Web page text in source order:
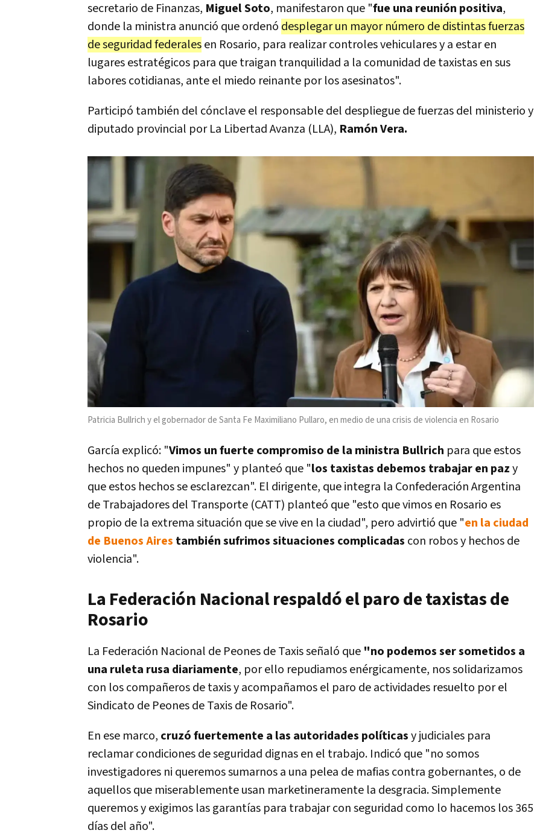
secretario de Finanzas, Miguel Soto, manifestaron que "fue una reunión positiva,
donde la ministra anunció que ordenó desplegar un mayor número de distintas fuerzas
de seguridad federalesen Rosario, para realizar controles vehiculares y a estar en
lugares estratégicos para que traigan tranquilidad a la comunidad de taxistas en sus
labores cotidianas, ante el miedo reinante por los asesinatos".
Participó también del cónclave el responsable del despliegue de fuerzas del ministerio y
diputado provincial por La Libertad Avanza (LLA), Ramón Vera.
Patricia Bullrich y el gobernador de Santa Fe Maximiliano Pullaro, en medio de una crisis de violencia en Rosario
García explicó: "Vimos un fuerte compromiso de la ministra Bullrich para que estos
hechos no queden impunes" y planteó que "los taxistas debemos trabajar en pazy
que estos hechos se esclarezcan". El dirigente, que integra la Confederación Argentina
de Trabajadores del Transporte (CATT) planteó que "esto que vimos en Rosario es
propio de la extrema situación que se vive en la ciudad", pero advirtió que "en la ciudad
de Buenos Aires también sufrimos situaciones complicadas con robos y hechos de
violencia".
La Federación Nacional respaldó el paro de taxistas de
Rosario
La Federación Nacional de Peones de Taxis señaló que "no podemos ser sometidos a
una ruleta rusa diariamente, por ello repudiamos enérgicamente, nos solidarizamos
con los compañeros de taxis y acompañamos el paro de actividades resuelto por el
Sindicato de Peones de Taxis de Rosario".
En ese marco, cruzó fuertemente a las autoridades políticasy judiciales para
reclamar condiciones de seguridad dignas en el trabajo. Indicó que "no somos
investigadores ni queremos sumarnos a una pelea de mafias contra gobernantes, o de
aquellos que miserablemente usan marketineramente la desgracia. Simplemente
queremos y exigimos las garantías para trabajar con seguridad como lo hacemos los 365
días del año".